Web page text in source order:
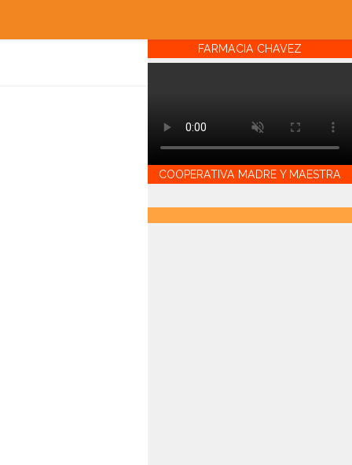
FARMACIA CHAVEZ
COOPERATIVA MADRE Y MAESTRA